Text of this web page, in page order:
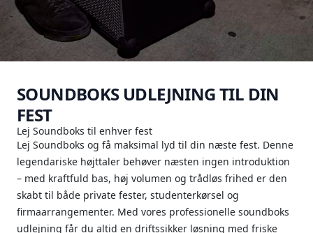
SOUNDBOKS UDLEJNING TIL DIN
FEST
Lej Soundboks til enhver fest
Lej Soundboks og få maksimal lyd til din næste fest. Denne
legendariske højttaler behøver næsten ingen introduktion
– med kraftfuld bas, høj volumen og trådløs frihed er den
skabt til både private fester, studenterkørsel og
firmaarrangementer. Med vores professionelle soundboks
udlejning får du altid en driftssikker løsning med friske